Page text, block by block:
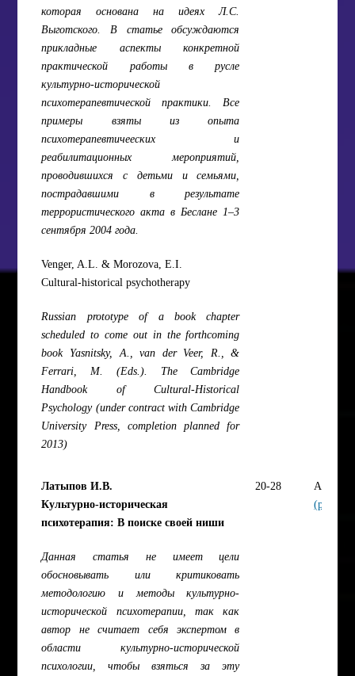
которая основана на идеях Л.С.
Выготского. В статье обсуждаются
прикладные аспекты конкретной
практической работы в русле
культурно-исторической
психотерапевтической практики. Все
примеры взяты из опыта
психотерапевтичееских и
реабилитационных мероприятий,
проводившихся с детьми и семьями,
пострадавшими в результате
террористического акта в Беслане 1–3
сентября 2004 года.
Venger, A.L. & Morozova, E.I.
Cultural-historical psychotherapy
Russian prototype of a book chapter
scheduled to come out in the forthcoming
book Yasnitsky, A., van der Veer, R., &
Ferrari, M. (Eds.). The Cambridge
Handbook of Cultural-Historical
Psychology (under contract with Cambridge
University Press, completion planned for
2013)
Латыпов И.В.
Культурно-историческая
психотерапия: В поискe своей ниши
Данная статья не имеет цели
обосновывать или критиковать
методологию и методы культурно-
исторической психотерапии, так как
автор не считает себя экспертом в
области культурно-исторической
психологии, чтобы взяться за эту
20-28
Article
(pdf)